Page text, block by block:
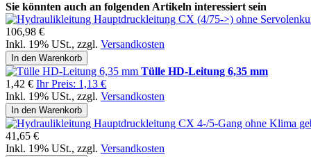
Sie könnten auch an folgenden Artikeln interessiert sein
106,98 €
Inkl. 19% USt., zzgl. Versandkosten
In den Warenkorb
Tülle HD-Leitung 6,35 mm
1,42 € Ihr Preis: 1,13 €
Inkl. 19% USt., zzgl. Versandkosten
In den Warenkorb
41,65 €
Inkl. 19% USt., zzgl. Versandkosten